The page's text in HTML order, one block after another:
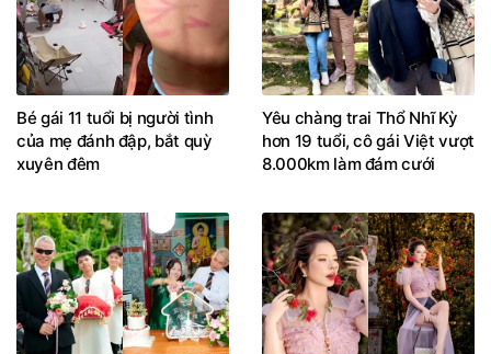
Bé gái 11 tuổi bị người tình
của mẹ đánh đập, bắt quỳ
xuyên đêm
Yêu chàng trai Thổ Nhĩ Kỳ
hơn 19 tuổi, cô gái Việt vượt
8.000km làm đám cưới